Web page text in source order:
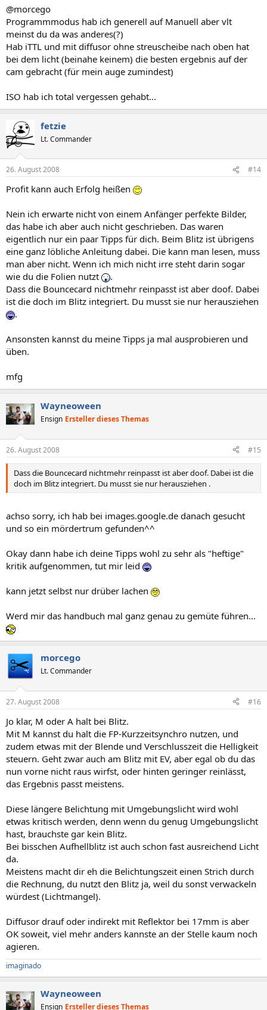
@morcego
Programmmodus hab ich generell auf Manuell aber vlt
meinst du da was anderes(?)
Hab iTTL und mit diffusor ohne streuscheibe nach oben hat
bei dem licht (beinahe keinem) die besten ergebnis auf der
cam gebracht (für mein auge zumindest)
ISO hab ich total vergessen gehabt...
fetzie
Lt. Commander
26. August 2008 #14
Profit kann auch Erfolg heißen
Nein ich erwarte nicht von einem Anfänger perfekte Bilder,
das habe ich aber auch nicht geschrieben. Das waren
eigentlich nur ein paar Tipps für dich. Beim Blitz ist übrigens
eine ganz löbliche Anleitung dabei. Die kann man lesen, muss
man aber nicht. Wenn ich mich nicht irre steht darin sogar
wie du die Folien nutzt
.
Dass die Bouncecard nichtmehr reinpasst ist aber doof. Dabei
ist die doch im Blitz integriert. Du musst sie nur herausziehen
.
Ansonsten kannst du meine Tipps ja mal ausprobieren und
üben.
mfg
Wayneoween
Ensign Ersteller dieses Themas
26. August 2008 #15
Dass die Bouncecard nichtmehr reinpasst ist aber doof. Dabei ist die
doch im Blitz integriert. Du musst sie nur herausziehen .
achso sorry, ich hab bei images.google.de danach gesucht
und so ein mördertrum gefunden^^
Okay dann habe ich deine Tipps wohl zu sehr als "heftige"
kritik aufgenommen, tut mir leid
kann jetzt selbst nur drüber lachen
Werd mir das handbuch mal ganz genau zu gemüte führen...
morcego
Lt. Commander
27. August 2008 #16
Jo klar, M oder A halt bei Blitz.
Mit M kannst du halt die FP-Kurzzeitsynchro nutzen, und
zudem etwas mit der Blende und Verschlusszeit die Helligkeit
steuern. Geht zwar auch am Blitz mit EV, aber egal ob du das
nun vorne nicht raus wirfst, oder hinten geringer reinlässt,
das Ergebnis passt meistens.
Diese längere Belichtung mit Umgebungslicht wird wohl
etwas kritisch werden, denn wenn du genug Umgebungslicht
hast, brauchste gar kein Blitz.
Bei bisschen Aufhellblitz ist auch schon fast ausreichend Licht
da.
Meistens macht dir eh die Belichtungszeit einen Strich durch
die Rechnung, du nutzt den Blitz ja, weil du sonst verwackeln
würdest (Lichtmangel).
Diffusor drauf oder indirekt mit Reflektor bei 17mm is aber
OK soweit, viel mehr anders kannste an der Stelle kaum noch
agieren.
imaginado
Wayneoween
Ensign Ersteller dieses Themas